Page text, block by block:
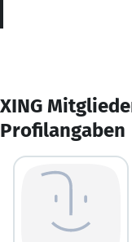
XING
Profilangaben